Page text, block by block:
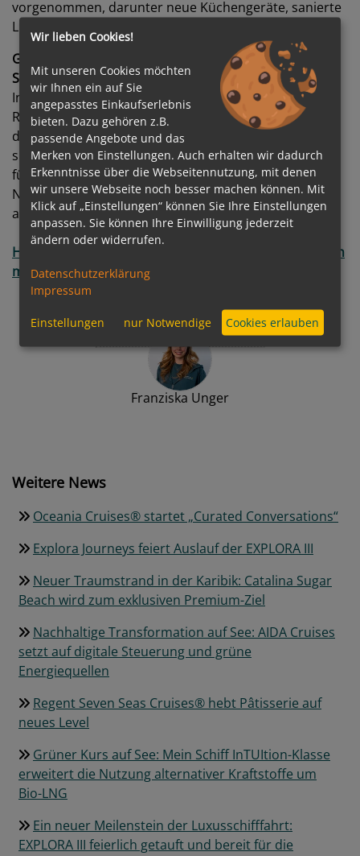
vorgenommen, darunter neue Küchengeräte, sanierte
Lüftungsanlagen und moderne Wäschereitechnik.
Guido Laukamp, Geschäftsführer der nicko cruises
Schiffsreisen GmbHfreut sich: „Mit diesen
Investitionen machen wir einen weiteren Schritt in
Richtung einer nachhaltigen Kreuzfahrt. Wir stärken
damit nicht nur unsere Umweltstrategie, sondern
sichern auch langfristig den hohen Qualitätsstandard
für unsere Gäste. Wir sind überzeugt, dass
Nachhaltigkeit und Komfort Hand in Hand gehen –
auch auf See.“
Hier finden Sie weitere Informationen sowie alle Reisen
mit der VASCO DA GAMA!
Franziska Unger
Weitere News
Oceania Cruises® startet „Curated Conversations“
Explora Journeys feiert Auslauf der EXPLORA III
Neuer Traumstrand in der Karibik: Catalina Sugar
Beach wird zum exklusiven Premium-Ziel
Nachhaltige Transformation auf See: AIDA Cruises
setzt auf digitale Steuerung und grüne
Energiequellen
Regent Seven Seas Cruises® hebt Pâtisserie auf
neues Level
Grüner Kurs auf See: Mein Schiff InTUItion-Klasse
erweitert die Nutzung alternativer Kraftstoffe um
Bio-LNG
Ein neuer Meilenstein der Luxusschifffahrt:
EXPLORA III feierlich getauft und bereit für die
Wir lieben Cookies!
Mit unseren Cookies möchten
wir Ihnen ein auf Sie
angepasstes Einkaufserlebnis
bieten. Dazu gehören z.B.
passende Angebote und das
Merken von Einstellungen. Auch erhalten wir dadurch
Erkenntnisse über die Webseitennutzung, mit denen
wir unsere Webseite noch besser machen können. Mit
Klick auf „Einstellungen“ können Sie Ihre Einstellungen
anpassen. Sie können Ihre Einwilligung jederzeit
ändern oder widerrufen.
Datenschutzerklärung
Impressum
Einstellungen nur Notwendige Cookies erlauben